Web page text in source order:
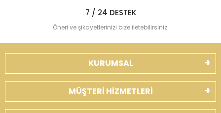
7 / 24 DESTEK
Öneri ve şikayetlerinizi bize iletebilirsiniz.
KURUMSAL
MÜŞTERİ HİZMETLERİ